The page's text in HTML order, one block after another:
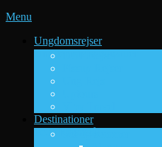
Menu
Ungdomsrejser
Ungdomsrejsebureauer
Destinationer
Fede Rejsemål